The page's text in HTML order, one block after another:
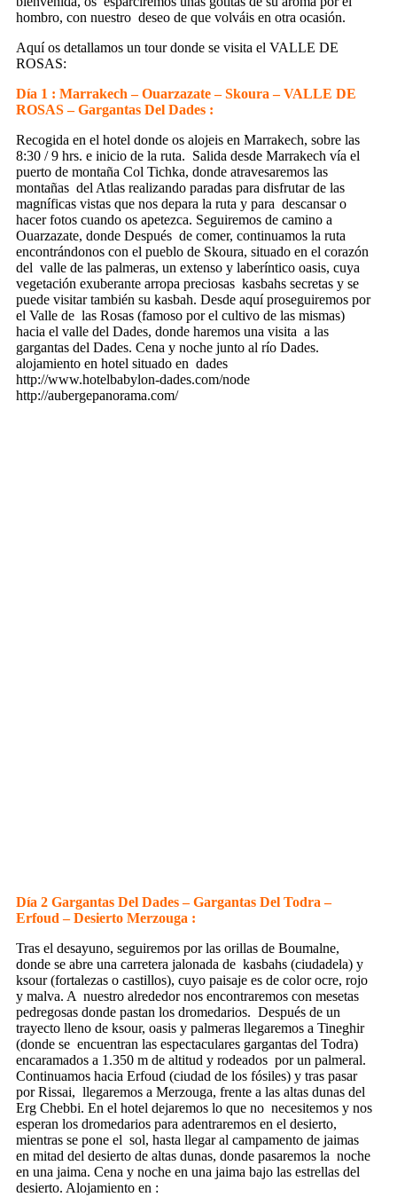
hombro, con nuestro deseo de que volváis en otra ocasión.
Aquí os detallamos un tour donde se visita el VALLE DE
ROSAS:
Día 1 : Marrakech – Ouarzazate – Skoura – VALLE DE
ROSAS – Gargantas Del Dades :
Recogida en el hotel donde os alojeis en Marrakech, sobre las
8:30 / 9 hrs. e inicio de la ruta. Salida desde Marrakech vía el
puerto de montaña Col Tichka, donde atravesaremos las
montañas del Atlas realizando paradas para disfrutar de las
magníficas vistas que nos depara la ruta y para descansar o
hacer fotos cuando os apetezca. Seguiremos de camino a
Ouarzazate, donde Después de comer, continuamos la ruta
encontrándonos con el pueblo de Skoura, situado en el corazón
del valle de las palmeras, un extenso y laberíntico oasis, cuya
vegetación exuberante arropa preciosas kasbahs secretas y se
puede visitar también su kasbah. Desde aquí proseguiremos por
el Valle de las Rosas (famoso por el cultivo de las mismas)
hacia el valle del Dades, donde haremos una visita a las
gargantas del Dades. Cena y noche junto al río Dades.
alojamiento en hotel situado en dades
http://www.hotelbabylon-dades.com/node
http://aubergepanorama.com/
Día 2 Gargantas Del Dades – Gargantas Del Todra –
Erfoud – Desierto Merzouga :
Tras el desayuno, seguiremos por las orillas de Boumalne,
donde se abre una carretera jalonada de kasbahs (ciudadela) y
ksour (fortalezas o castillos), cuyo paisaje es de color ocre, rojo
y malva. A nuestro alrededor nos encontraremos con mesetas
pedregosas donde pastan los dromedarios. Después de un
trayecto lleno de ksour, oasis y palmeras llegaremos a Tineghir
(donde se encuentran las espectaculares gargantas del Todra)
encaramados a 1.350 m de altitud y rodeados por un palmeral.
Continuamos hacia Erfoud (ciudad de los fósiles) y tras pasar
por Rissai, llegaremos a Merzouga, frente a las altas dunas del
Erg Chebbi. En el hotel dejaremos lo que no necesitemos y nos
esperan los dromedarios para adentraremos en el desierto,
mientras se pone el sol, hasta llegar al campamento de jaimas
en mitad del desierto de altas dunas, donde pasaremos la noche
en una jaima. Cena y noche en una jaima bajo las estrellas del
desierto. Alojamiento en :